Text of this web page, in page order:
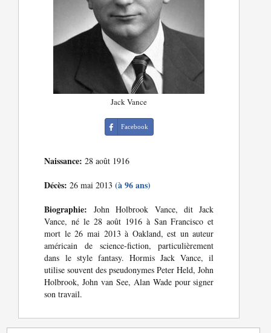
Jack Vance
Facebook
Naissance: 28 août 1916
Décès: 26 mai 2013(à 96 ans)
Biographie: John Holbrook Vance, dit Jack
Vance, né le 28 août 1916 à San Francisco et
mort le 26 mai 2013 à Oakland, est un auteur
américain de science-fiction, particulièrement
dans le style fantasy. Hormis Jack Vance, il
utilise souvent des pseudonymes Peter Held, John
Holbrook, John van See, Alan Wade pour signer
son travail.